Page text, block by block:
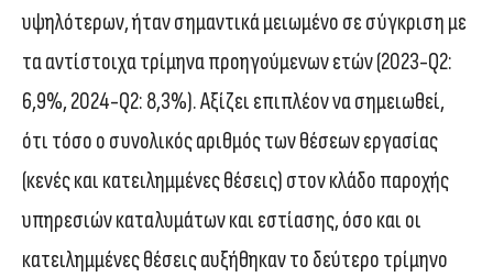
υψηλότερων, ήταν σημαντικά μειωμένο σε σύγκριση με
τα αντίστοιχα τρίμηνα προηγούμενων ετών (2023-Q2:
6,9%, 2024-Q2: 8,3%). Αξίζει επιπλέον να σημειωθεί,
ότι τόσο ο συνολικός αριθμός των θέσεων εργασίας
(κενές και κατειλημμένες θέσεις) στον κλάδο παροχής
υπηρεσιών καταλυμάτων και εστίασης, όσο και οι
κατειλημμένες θέσεις αυξήθηκαν το δεύτερο τρίμηνο